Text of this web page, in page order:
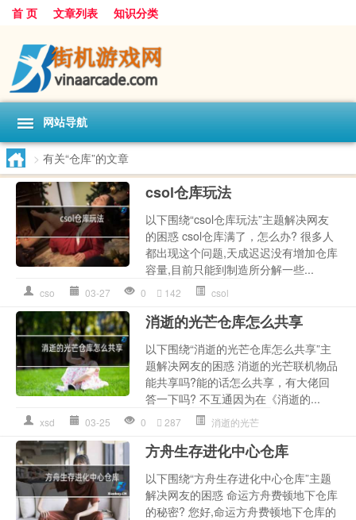
首 页 文章列表 知识分类
网站导航
> 有关“仓库”的文章
csol仓库玩法
以下围绕“csol仓库玩法”主题解决网友
的困惑 csol仓库满了，怎么办? 很多人
都出现这个问题,天成迟迟没有增加仓库
容量,目前只能到制造所分解一些...
cso 03-27 0 142 csol
消逝的光芒仓库怎么共享
以下围绕“消逝的光芒仓库怎么共享”主
题解决网友的困惑 消逝的光芒联机物品
能共享吗?能的话怎么共享，有大佬回
答一下吗? 不互通因为在《消逝的...
xsd 03-25 0 287 消逝的光芒
方舟生存进化中心仓库
以下围绕“方舟生存进化中心仓库”主题
解决网友的困惑 命运方舟费顿地下仓库
的秘密? 您好,命运方舟费顿地下仓库的